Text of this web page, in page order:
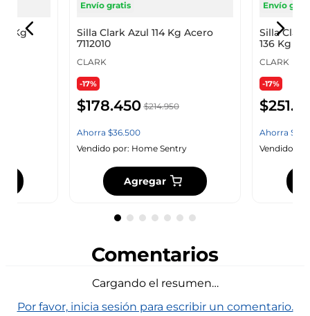
Kg
Envío gratis
Silla Clark Azul 114 Kg Acero
7112010
CLARK
-17%
$178.450 $214.950
Ahorra $36.500
Vendido por: Home Sentry
Agregar
Envío
Silla
136 Kg
CLARK
-17%
$251.
Ahorra$
Vendido
Comentarios
Cargando el resumen…
Por favor, inicia sesión para escribir un comentario.